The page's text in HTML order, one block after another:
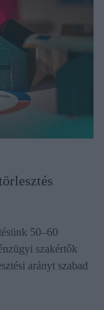
50–60
szakértők
arányt szabad